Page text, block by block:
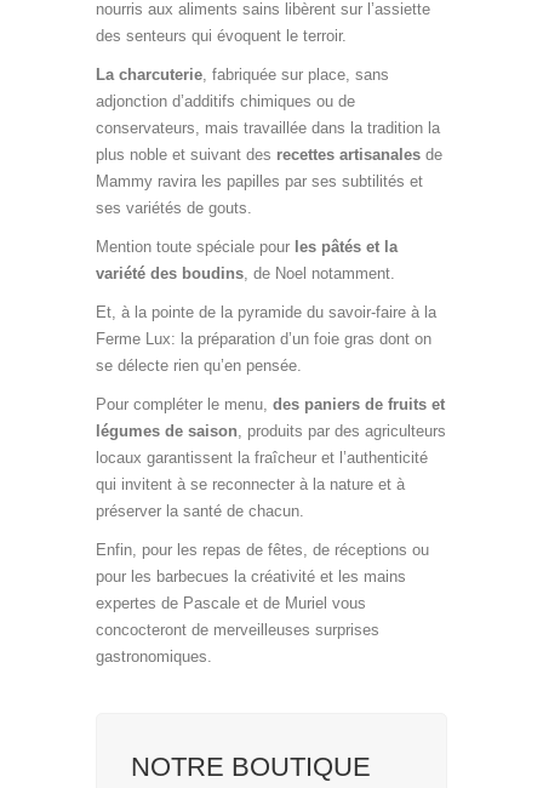
nourris aux aliments sains libèrent sur l’assiette
des senteurs qui évoquent le terroir.
La charcuterie , fabriquée sur place, sans
adjonction d’additifs chimiques ou de
conservateurs, mais travaillée dans la tradition la
plus noble et suivant des recettes artisanales de
Mammy ravira les papilles par ses subtilités et
ses variétés de gouts.
Mention toute spéciale pour les pâtés et la
variété des boudins , de Noel notamment.
Et, à la pointe de la pyramide du savoir-faire à la
Ferme Lux: la préparation d’un foie gras dont on
se délecte rien qu’en pensée.
Pour compléter le menu, des paniers de fruits et
légumes de saison , produits par des agriculteurs
locaux garantissent la fraîcheur et l’authenticité
qui invitent à se reconnecter à la nature et à
préserver la santé de chacun.
Enfin, pour les repas de fêtes, de réceptions ou
pour les barbecues la créativité et les mains
expertes de Pascale et de Muriel vous
concocteront de merveilleuses surprises
gastronomiques.
NOTRE BOUTIQUE